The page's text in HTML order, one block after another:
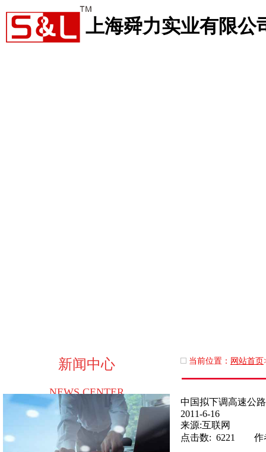
上海舜力实业有限公
当前位置： 网站首页
中国拟下调高速公
2011-6-16
来源:互联网
点击数: 6221 作
新闻中心
NEWS CENTER